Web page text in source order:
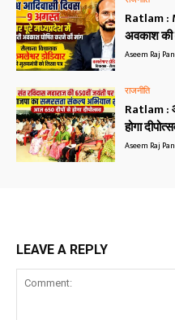
Ratlam :
अवकाश की
Aseem Raj
राजनीति
Ratlam :
होगा
Aseem Raj
LEAVE A REPLY